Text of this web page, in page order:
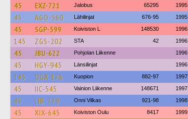
45 EXZ-721 Jalobus 65295 1995
45 AGO-560 Lähilinjat 676-95 1995
45 SGP-599 Koiviston L 148530 1996
145 ZGS-202 STA 42 1996
45 JBU-622 Pohjolan Liikenne 1996
45 HGY-945 Länsilinjat 1996
145 OGX-176 Kuopion 882-97 1997
45 IIC-545 Vainion Liikenne 148671 1997
45 LIB-779 Onni Vilkas 921-98 1998
45 XIX-645 Koiviston Oulu 8417 1999